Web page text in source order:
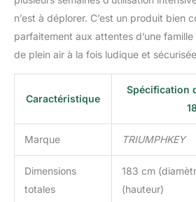
n’est à déplorer. C’est un produit bien
parfaitement aux attentes d’une
de plein air à la fois ludique et
Caractéristique
Spécification
Marque TRIUMPHKEY
Dimensions
totales
183 cm
(hauteur)